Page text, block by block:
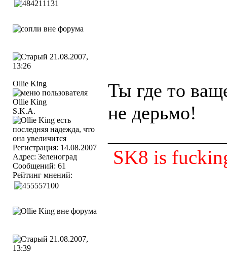
21.08.2007,
13:26
Ollie King
S.K.A.
Регистрация: 14.08.2007
Адрес: Зеленоград
Сообщений: 61
Рейтинг мнений:
Ты где то
не дерьмо!
SK8 is
21.08.2007,
13:39